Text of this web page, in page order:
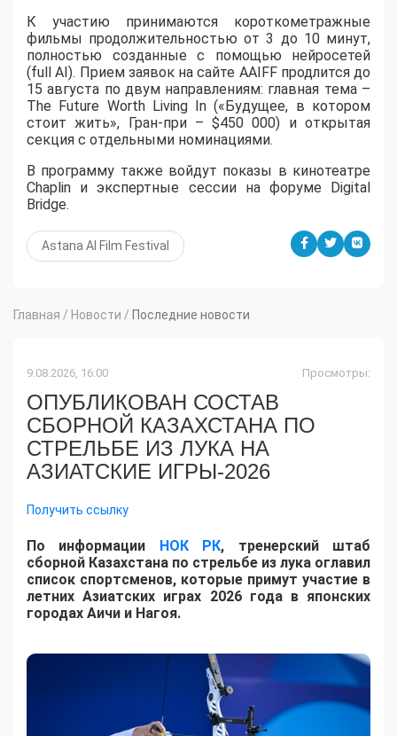
К участию принимаются короткометражные
фильмы продолжительностью от 3 до 10 минут,
полностью созданные с помощью нейросетей
(full AI). Прием заявок на сайте AAIFF продлится до
15 августа по двум направлениям: главная тема –
The Future Worth Living In («Будущее, в котором
стоит жить», Гран-при – $450 000) и открытая
секция с отдельными номинациями.
В программу также войдут показы в кинотеатре
Chaplin и экспертные сессии на форуме Digital
Bridge.
Astana AI Film Festival
Главная / Новости / Последние новости
9.08.2026, 16:00 Просмотры:
ОПУБЛИКОВАН СОСТАВ
СБОРНОЙ КАЗАХСТАНА ПО
СТРЕЛЬБЕ ИЗ ЛУКА НА
АЗИАТСКИЕ ИГРЫ-2026
Получить ссылку
По информации НОК РК, тренерский штаб
сборной Казахстана по стрельбе из лука оглавил
список спортсменов, которые примут участие в
летних Азиатских играх 2026 года в японских
городах Аичи и Нагоя.